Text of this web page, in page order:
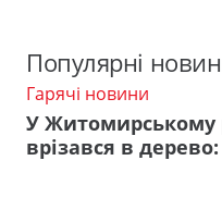
Популярні
Гарячі новини
У Житомирському
врізався в